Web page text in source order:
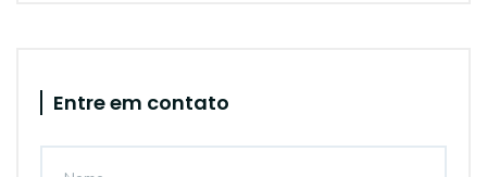
Entre em contato